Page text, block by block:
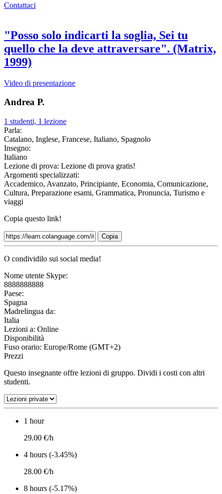
Contattaci
"Posso solo indicarti la soglia, Sei tu
quello che la deve attraversare". (Matrix,
1999)
Video di presentazione
Andrea P.
1 studenti, 1 lezione
Parla:
Catalano, Inglese, Francese, Italiano, Spagnolo
Insegno:
Italiano
Lezione di prova: Lezione di prova gratis!
Argomenti specializzati:
Accademico, Avanzato, Principiante, Economia, Comunicazione,
Cultura, Preparazione esami, Grammatica, Pronuncia, Turismo e
viaggi
Copia questo link!
Copia
O condividilo sui social media!
Nome utente Skype:
8888888888
Paese:
Spagna
Madrelingua da:
Italia
Lezioni a: Online
Disponibilità
Fuso orario: Europe/Rome (GMT+2)
Prezzi
Questo insegnante offre lezioni di gruppo. Dividi i costi con altri
studenti.
1 hour
29.00 €/h
4 hours (-3.45%)
28.00 €/h
8 hours (-5.17%)